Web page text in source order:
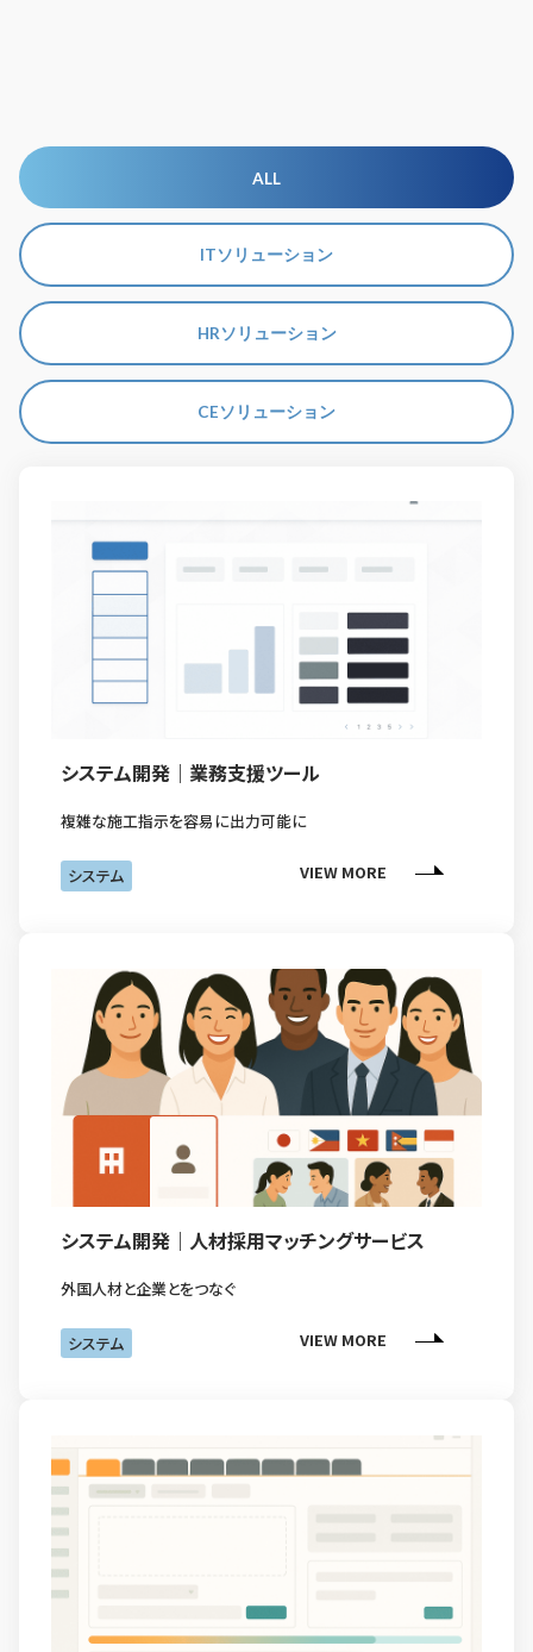
ALL
ITソリューション
HRソリューション
CEソリューション
システム開発｜業務支援ツール
複雑な施工指示を容易に出力可能に
システム VIEW MORE
システム開発｜人材採用マッチングサービス
外国人材と企業とをつなぐ
システム VIEW MORE